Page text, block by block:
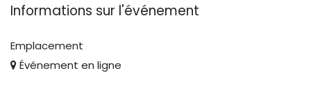
Informations sur l'événement
Emplacement
Événement en ligne